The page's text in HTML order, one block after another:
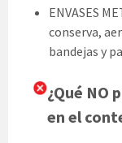
ENVASES
conserva,
bandejas y
¿Qué NO
en el